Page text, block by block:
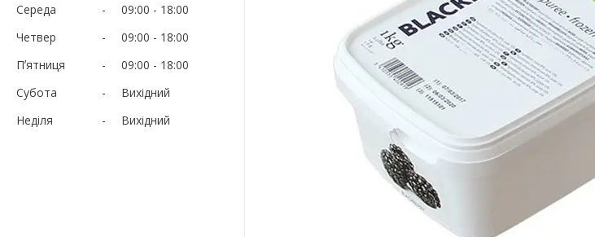
Середа
09:00
18:00
Четвер
09:00
18:00
Пʼятниця
09:00
18:00
Субота
Вихідний
Неділя
Вихідний